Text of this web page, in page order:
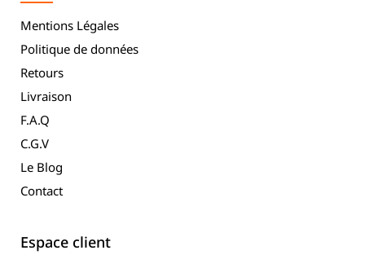
Mentions Légales
Politique de données
Retours
Livraison
F.A.Q
C.G.V
Le Blog
Contact
Espace client